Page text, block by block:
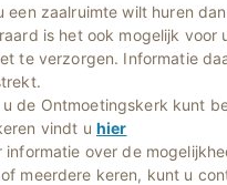
een zaalruimte wilt huren
is het ook mogelijk voor
te verzorgen. Informatie
u de Ontmoetingskerk kunt
vindt u hier
informatie over de
meerdere keren, kunt u